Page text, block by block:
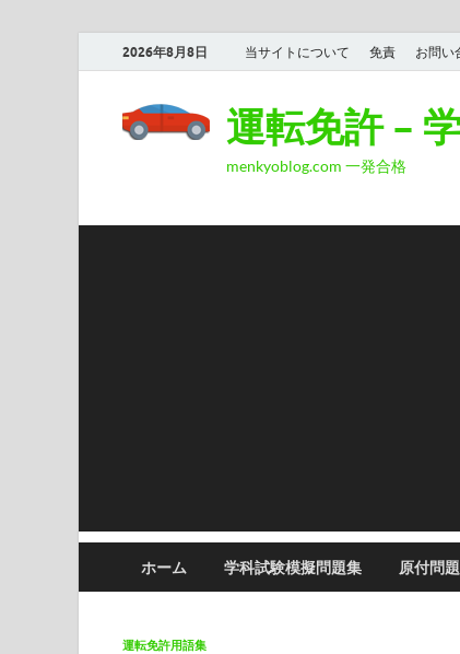
2026年8月8日 当サイトについて 免責 お問い
運転免許 –
menkyoblog.com 一発合格
ホーム 学科試験模擬問題集 原付問
運転免許用語集